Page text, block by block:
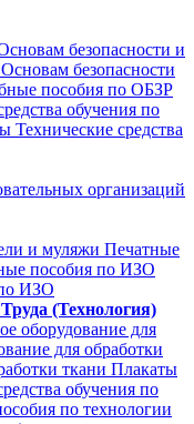
безопасности и
безопасности
пособия по ОБЗР
обучения по
Технические средства
организаций
и муляжи Печатные
пособия по ИЗО
ИЗО
(Технология)
оборудование для
для обработки
ткани Плакаты
обучения по
по технологии